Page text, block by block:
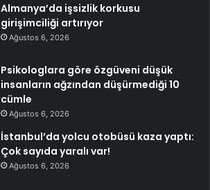
Almanya’da işsizlik korkusu
girişimciliği artırıyor
Ağustos 6, 2026
Psikologlara göre özgüveni düşük
insanların ağzından düşürmediği 10
cümle
Ağustos 6, 2026
İstanbul’da yolcu otobüsü kaza yaptı:
Çok sayıda yaralı var!
Ağustos 6, 2026